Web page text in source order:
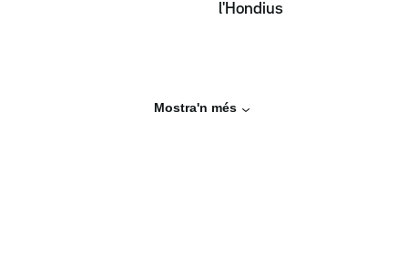
l'Hondius
Mostra'n més